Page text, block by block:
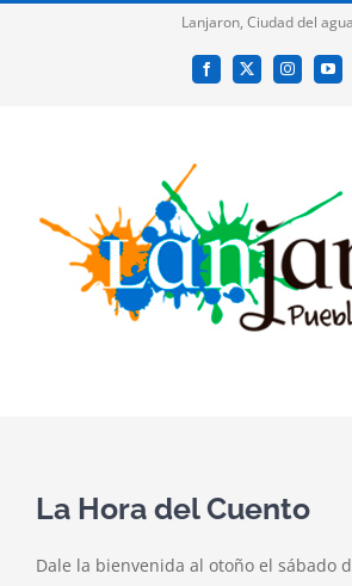
Lanjaron, Ciudad del agua
Facebook
X Instagram
La Hora del Cuento
Dale la bienvenida al otoño el sábado